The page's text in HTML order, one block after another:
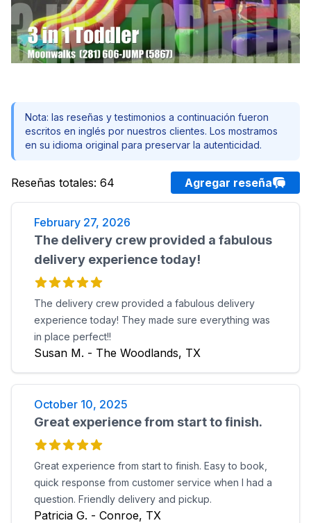
Nota: las reseñas y testimonios a continuación fueron
escritos en inglés por nuestros clientes. Los mostramos
en su idioma original para preservar la autenticidad.
Reseñas totales: 64 Agregar reseña
February 27, 2026
The delivery crew provided a fabulous
delivery experience today!
The delivery crew provided a fabulous delivery
experience today! They made sure everything was
in place perfect!!
Susan M. - The Woodlands, TX
October 10, 2025
Great experience from start to finish.
Great experience from start to finish. Easy to book,
quick response from customer service when I had a
question. Friendly delivery and pickup.
Patricia G. - Conroe, TX